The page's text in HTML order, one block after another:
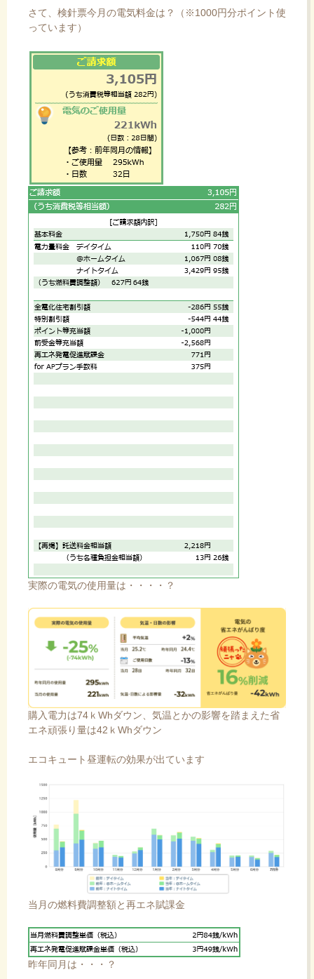
さて、検針票今月の電気料金は？（※1000円分ポイント使
っています）
実際の電気の使用量は・・・・？
購入電力は74ｋWhダウン、気温とかの影響を踏まえた省
エネ頑張り量は42ｋWhダウン
エコキュート昼運転の効果が出ています
当月の燃料費調整額と再エネ賦課金
昨年同月は・・・？